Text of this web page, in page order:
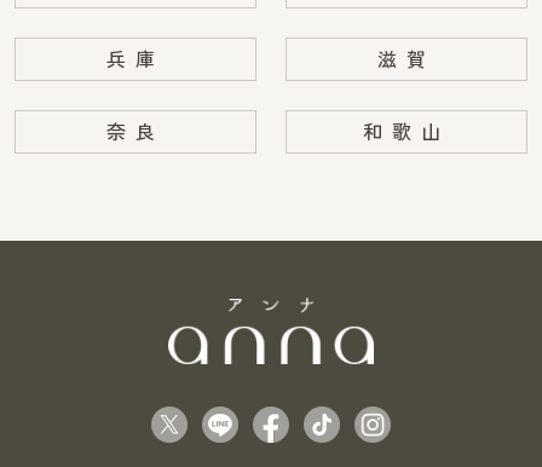
兵庫 滋賀
奈良 和歌山